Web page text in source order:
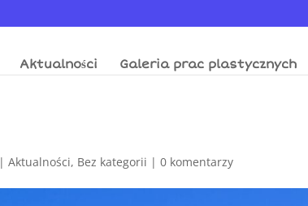
Aktualności Galeria prac plastycznych
|Aktualności, Bez kategorii |0 komentarzy